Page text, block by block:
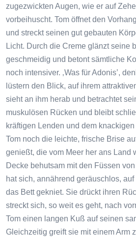
zugezwickten Augen, wie er auf
vorbeihuscht. Tom öffnet den
und streckt seinen gut gebauten
Licht. Durch die Creme glänzt seine
geschmeidig und betont sämtliche
noch intensiver. ‚Was für Adonis’,
lüstern den Blick, auf ihrem
sieht an ihm herab und betrachtet
muskulösen Rücken und bleibt
kräftigen Lenden und dem
Tom noch die leichte, frische Brise
genießt, die vom Meer her ans Land
Decke behutsam mit den Füssen
hat sich, annährend geräuschlos,
das Bett gekniet. Sie drückt ihren
streckt sich, so weit es geht, nach
Tom einen langen Kuß auf seinen
Gleichzeitig greift sie mit einem Arm